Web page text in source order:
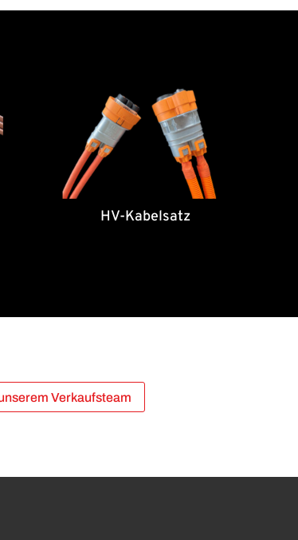
HV-Kabelsatz
Verkaufsteam